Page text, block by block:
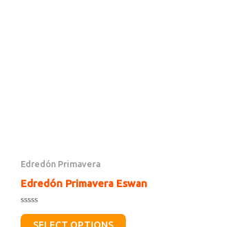
Edredón Primavera
Edredón Primavera Eswan
Rated
0
SELECT OPTIONS